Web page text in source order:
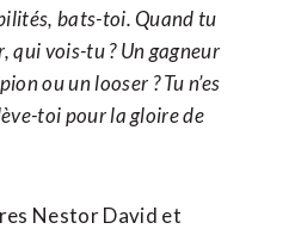
bats-toi. Quand tu
qui vois-tu ? Un gagneur
ou un looser ? Tu n’es
toi pour la gloire de
Nestor David et